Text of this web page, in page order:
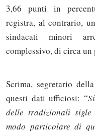
3,66 punti in
registra, al contrario,
sindacati minori
complessivo, di circa un
Scrima, segretario
questi dati ufficiosi: “
delle tradizionali
modo particolare di